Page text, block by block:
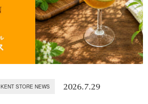
KENT STORE NEWS 2026.7.29